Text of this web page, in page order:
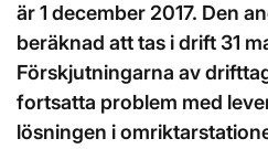
är 1 december 2017. Den
beräknad att tas i drift 31
Förskjutningarna av
fortsatta problem med
lösningen i